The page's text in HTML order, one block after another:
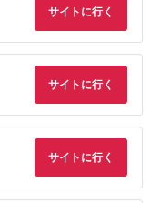
サイトに行く
サイトに行く
サイトに行く